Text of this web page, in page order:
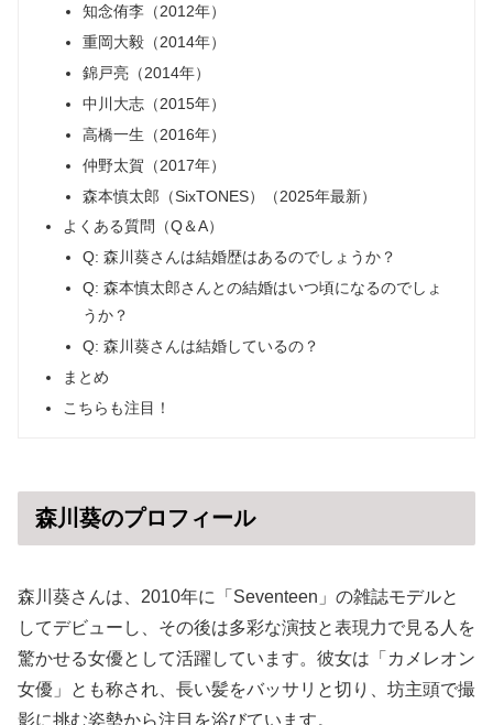
知念侑李（2012年）
重岡大毅（2014年）
錦戸亮（2014年）
中川大志（2015年）
高橋一生（2016年）
仲野太賀（2017年）
森本慎太郎（SixTONES）（2025年最新）
よくある質問（Q＆A）
Q: 森川葵さんは結婚歴はあるのでしょうか？
Q: 森本慎太郎さんとの結婚はいつ頃になるのでしょ
うか？
Q: 森川葵さんは結婚しているの？
まとめ
こちらも注目！
森川葵のプロフィール
森川葵さんは、2010年に「Seventeen」の雑誌モデルと
してデビューし、その後は多彩な演技と表現力で見る人を
驚かせる女優として活躍しています。彼女は「カメレオン
女優」とも称され、長い髪をバッサリと切り、坊主頭で撮
影に挑む姿勢から注目を浴びています。